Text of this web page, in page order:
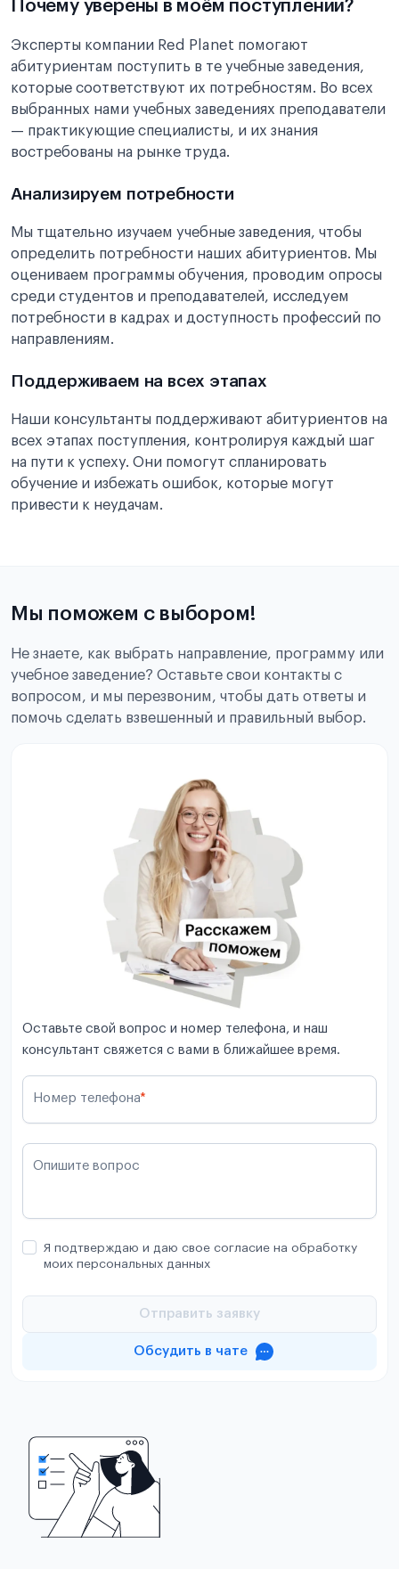
Почему уверены в моём поступлении?
Эксперты компании Red Planet помогают
абитуриентам поступить в те учебные заведения,
которые соответствуют их потребностям. Во всех
выбранных нами учебных заведениях преподаватели
— практикующие специалисты, и их знания
востребованы на рынке труда.
Анализируем потребности
Мы тщательно изучаем учебные заведения, чтобы
определить потребности наших абитуриентов. Мы
оцениваем программы обучения, проводим опросы
среди студентов и преподавателей, исследуем
потребности в кадрах и доступность профессий по
направлениям.
Поддерживаем на всех этапах
Наши консультанты поддерживают абитуриентов на
всех этапах поступления, контролируя каждый шаг
на пути к успеху. Они помогут спланировать
обучение и избежать ошибок, которые могут
привести к неудачам.
Мы поможем с выбором!
Не знаете, как выбрать направление, программу или
учебное заведение? Оставьте свои контакты с
вопросом, и мы перезвоним, чтобы дать ответы и
помочь сделать взвешенный и правильный выбор.
Оставьте свой вопрос и номер телефона, и наш
консультант свяжется с вами в ближайшее время.
Номер телефона*
Опишите вопрос
Я подтверждаю и даю свое согласие на обработку
моих персональных данных
Отправить заявку
Обсудить в чате